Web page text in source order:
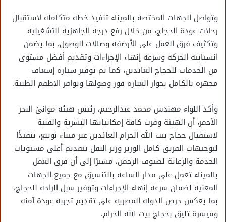
وتواصل الجهات المختصة بالميناء تنفيذ خطة متكاملة لاستقبال
رحلات عودة الحجاج، من خلال رفع درجة الجاهزية التشغيلية
وتكثيف فرق العمل على الأرصفة وصالات الوصول، بما يضمن
انسيابية الحركة وسرعة إنهاء الإجراءات وتقديم أفضل مستوى
من الخدمات للحجاج العائدين، كما تم توفير سيارة إسعاف
مجهزة بالكامل بجوار العبارة فور وصولها وتوافر الاطقم الطبية.
وأكد اللواء مهندس محمد عبدالرحيم، رئيس هيئة موانئ البحر
الأحمر، أن الهيئة وفرت كافة إمكانياتها البشرية والفنية
لاستقبال حجاج بيت الله الحرام العائدين عبر ميناء نويبع، تنفيذًا
لتوجيهات الفريق كامل الوزير وزير النقل بتقديم أعلى مستويات
الخدمة والرعاية لضيوف الرحمن، مشيرًا إلى أن فرق العمل
بالميناء تعمل على مدار الساعة بالتنسيق مع جميع الجهات
المعنية لضمان سرعة إنهاء الإجراءات وتوفير سبل الراحة للحجاج،
بما يعكس حرص الدولة المصرية على تقديم تجربة عودة آمنة
وميسرة تليق بحجاج بيت الله الحرام.